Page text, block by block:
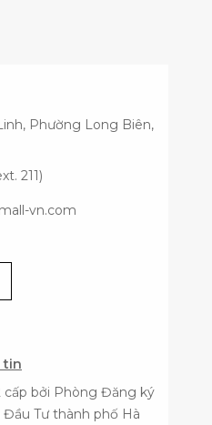
Phường Long Biên,
211)
vn.com
tin
cấp bởi Phòng Đăng ký
Đầu Tư thành phố Hà